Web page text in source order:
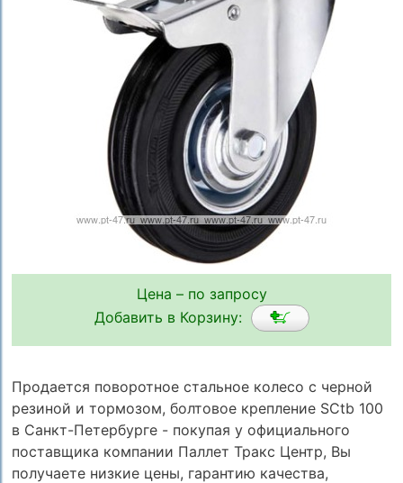
Цена – по запросу
Добавить в Корзину:
Продается поворотное стальное колесо с черной
резиной и тормозом, болтовое крепление SCtb 100
в Санкт-Петербурге - покупая у официального
поставщика компании Паллет Тракс Центр, Вы
получаете низкие цены, гарантию качества,